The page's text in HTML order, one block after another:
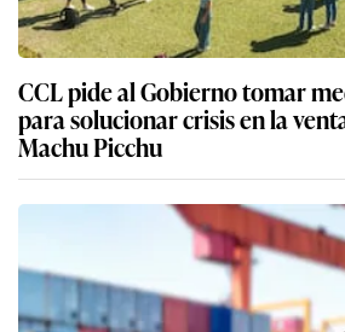
CCL pide al Gobierno tomar
para solucionar crisis en la
Machu Picchu